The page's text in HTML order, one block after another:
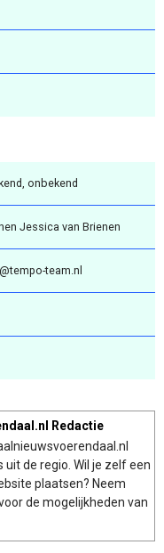
onbekend
Jessica van Brienen
team.nl
Redactie
de regio. Wil je zelf een
plaatsen? Neem
de mogelijkheden van